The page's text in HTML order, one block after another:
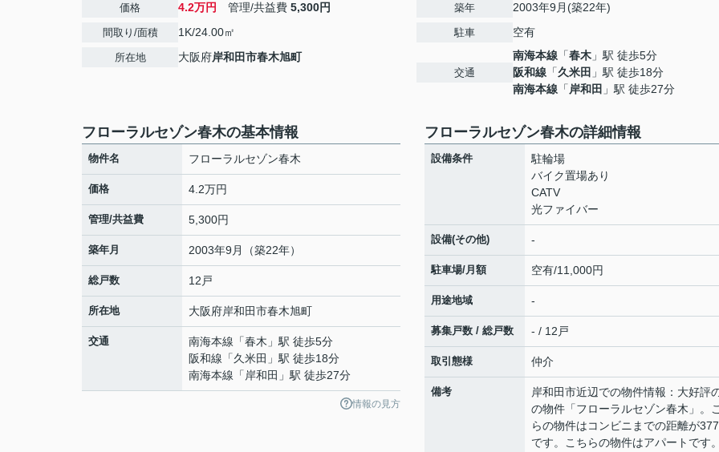
価格 4.2万円 管理/共益費 5,300円
間取り/面積 1K/24.00㎡
所在地 大阪府岸和田市春木旭町
築年 2003年9月(築22年)
駐車 空有
交通
南海本線 「春木 」駅 徒歩5分
阪和線 「久米田 」駅 徒歩18分
南海本線 「 岸和田 」駅 徒歩27分
フローラルセゾン春木の基本情報
物件名 フローラルセゾン春木
価格 4.2万円
管理/共益費 5,300円
築年月 2003年9月（築22年）
総戸数 12戸
所在地 大阪府岸和田市春木旭町
交通 南海本線 「春木 」駅 徒歩5分
阪和線 「久米田 」駅 徒歩18分
南海本線 「 岸和田 」駅 徒歩27分
情報の見方
フローラルセゾン春木の詳細情報
設備条件
駐輪場
バイク置場あり
CATV
光ファイバー
設備(その他) -
駐車場/月額 空有/11,000円
用途地域 -
募集戸数 / 総戸数 - / 12戸
取引態様 仲介
備考
岸和田市近辺での物件情報：大好評
の物件「フローラルセゾン春木」。
らの物件はコンビニまでの距離が
です。こちらの物件はアパートです